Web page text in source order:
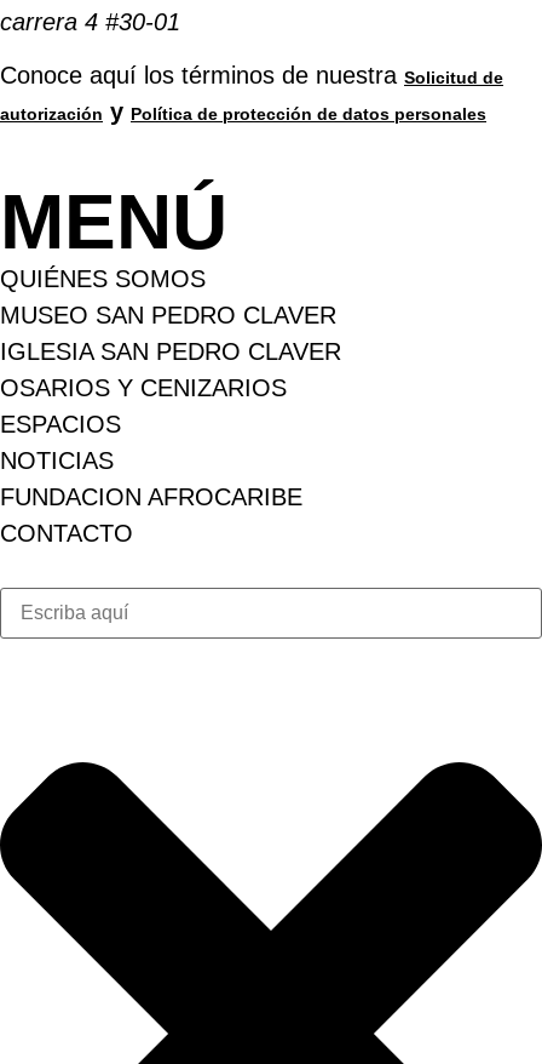
carrera 4 #30-01
Conoce aquí los términos de nuestra Solicitud de
autorización y Política de protección de datos personales
MENÚ
QUIÉNES SOMOS
MUSEO SAN PEDRO CLAVER
IGLESIA SAN PEDRO CLAVER
OSARIOS Y CENIZARIOS
ESPACIOS
NOTICIAS
FUNDACION AFROCARIBE
CONTACTO